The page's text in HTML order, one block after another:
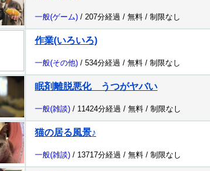
一般(ゲーム) / 207分経過 / 無料 / 制限なし
作業(いろいろ)
一般(その他) / 534分経過 / 無料 / 制限なし
眠剤離脱悪化 うつがヤバい
一般(雑談) / 11424分経過 / 無料 / 制限なし
猫の居る風景♪
一般(雑談) / 13717分経過 / 無料 / 制限なし